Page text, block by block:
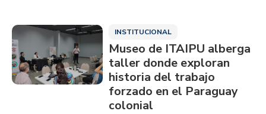
INSTITUCIONAL
Museo de ITAIPU alberga
taller donde exploran
historia del trabajo
forzado en el Paraguay
colonial